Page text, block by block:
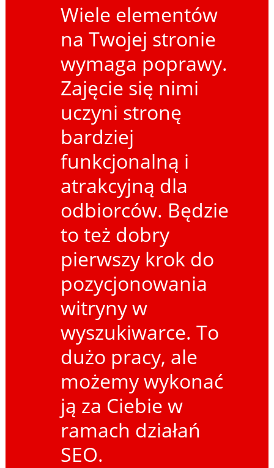
Wiele elementów
na Twojej stronie
wymaga poprawy.
Zajęcie się nimi
uczyni stronę
bardziej
funkcjonalną i
atrakcyjną dla
odbiorców. Będzie
to też dobry
pierwszy krok do
pozycjonowania
witryny w
wyszukiwarce. To
dużo pracy, ale
możemy wykonać
ją za Ciebie w
ramach działań
SEO.